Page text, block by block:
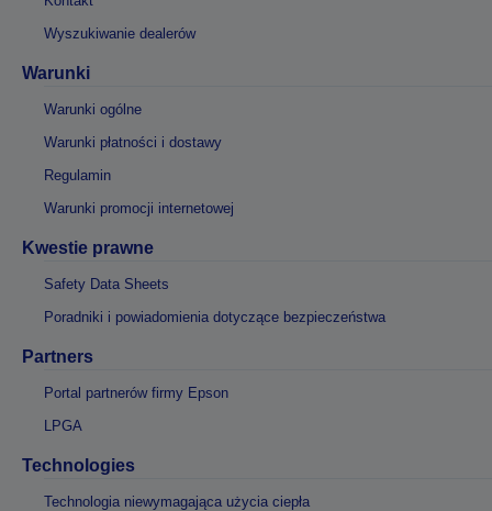
Wyszukiwanie dealerów
Warunki
Warunki ogólne
Warunki płatności i dostawy
Regulamin
Warunki promocji internetowej
Kwestie prawne
Safety Data Sheets
Poradniki i powiadomienia dotyczące bezpieczeństwa
Partners
Portal partnerów firmy Epson
LPGA
Technologies
Technologia niewymagająca użycia ciepła